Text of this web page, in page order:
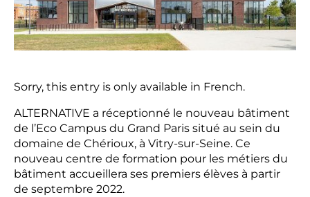
Sorry, this entry is only available in French.
ALTERNATIVE a réceptionné le nouveau bâtiment
de l’Eco Campus du Grand Paris situé au sein du
domaine de Chérioux, à Vitry-sur-Seine. Ce
nouveau centre de formation pour les métiers du
bâtiment accueillera ses premiers élèves à partir
de septembre 2022.